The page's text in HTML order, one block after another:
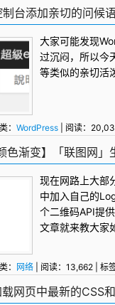
台添加亲切的问候
大家可能发现
过沉闷，所以今
等类似的亲切活
： WordPress | 阅读：
色渐变】「联图网
现在网路上大部
中加入自己的
个二维码API提
文章就来教大家
： 网络 | 阅读：13,662 | 标签
网页中最新的CSS